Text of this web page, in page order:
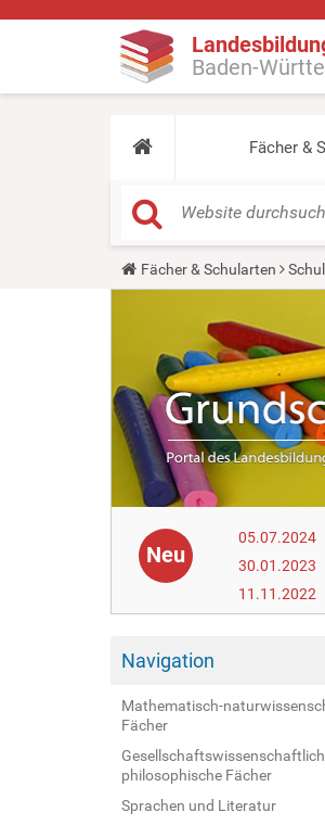
Baden-
Fächer &
Y
o
e
r
e
Fächer & Schularten
Neu
05.07.2024
30.01.2023
11.11.2022
Navigation
Mathematisch-
Fächer
philosophische Fächer
Sprachen und Literatur